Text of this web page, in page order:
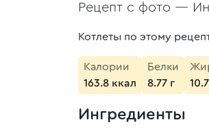
Рецепт с фото —
Котлеты по этому
Калории
163.8 ккал
Белки
8.77 г
Ингредиенты